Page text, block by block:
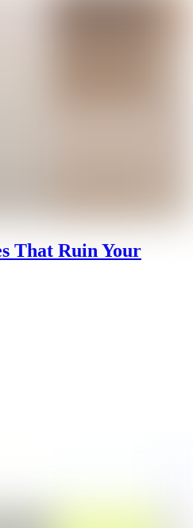
That Ruin Your